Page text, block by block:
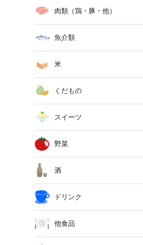
肉類（鶏・豚・他）
魚介類
米
くだもの
スイーツ
野菜
酒
ドリンク
他食品